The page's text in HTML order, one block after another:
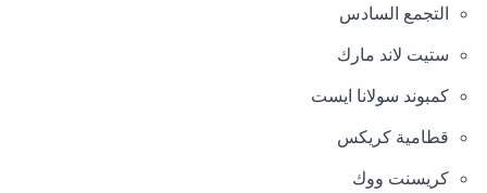
التجمع السادس
ستيت لاند مارك
كمبوند سولانا ايست
قطامية كريكس
كريسنت ووك